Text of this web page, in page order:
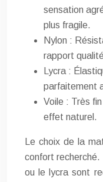
sensation
plus fragile.
Nylon :
rapport
Lycra :
parfaitement
Voile : Très
effet naturel.
Le choix de la
confort recherché.
ou le lycra sont